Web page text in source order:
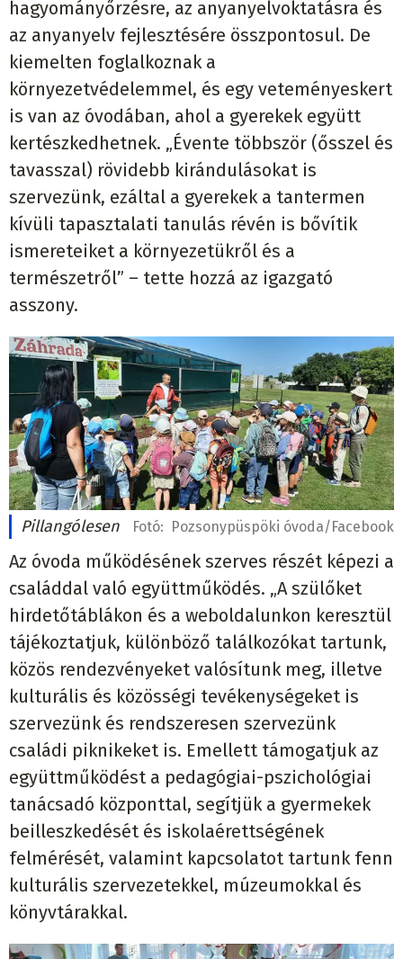
hagyományőrzésre, az anyanyelvoktatásra és
az anyanyelv fejlesztésére összpontosul. De
kiemelten foglalkoznak a
környezetvédelemmel, és egy veteményeskert
is van az óvodában, ahol a gyerekek együtt
kertészkedhetnek. „Évente többször (ősszel és
tavasszal) rövidebb kirándulásokat is
szervezünk, ezáltal a gyerekek a tantermen
kívüli tapasztalati tanulás révén is bővítik
ismereteiket a környezetükről és a
természetről” – tette hozzá az igazgató
asszony.
Pillangólesen Fotó: Pozsonypüspöki óvoda/Facebook
Az óvoda működésének szerves részét képezi a
családdal való együttműködés. „A szülőket
hirdetőtáblákon és a weboldalunkon keresztül
tájékoztatjuk, különböző találkozókat tartunk,
közös rendezvényeket valósítunk meg, illetve
kulturális és közösségi tevékenységeket is
szervezünk és rendszeresen szervezünk
családi piknikeket is. Emellett támogatjuk az
együttműködést a pedagógiai-pszichológiai
tanácsadó központtal, segítjük a gyermekek
beilleszkedését és iskolaérettségének
felmérését, valamint kapcsolatot tartunk fenn
kulturális szervezetekkel, múzeumokkal és
könyvtárakkal.